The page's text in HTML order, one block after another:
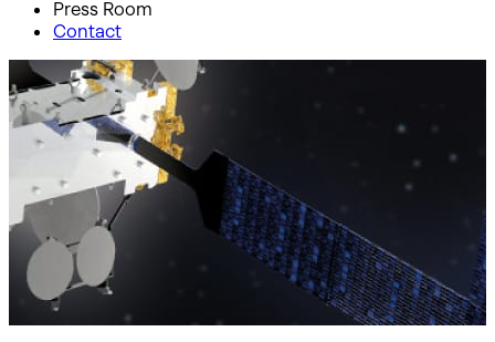
Press Room
Contact
Inicio Press Room
Press releases